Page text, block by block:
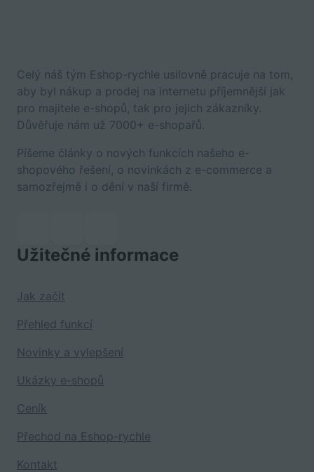
Celý náš tým Eshop-rychle usilovně pracuje na tom,
aby byl nákup a prodej na internetu příjemnější jak
pro majitele e-shopů, tak pro jejich zákazníky.
Důvěřuje nám už 7000+ e-shopařů.
Píšeme články o nových funkcích našeho e-
shopového řešení, o novinkách z e-commerce a
samozřejmě i o dění v naší firmě.
Užitečné informace
Jak začít
Přehled funkcí
Novinky a vylepšení
Ukázky e-shopů
Ceník
Přechod na Eshop-rychle
Kontakt